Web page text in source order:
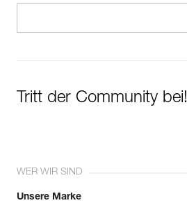
Tritt der Community bei!
WER WIR SIND
Unsere Marke